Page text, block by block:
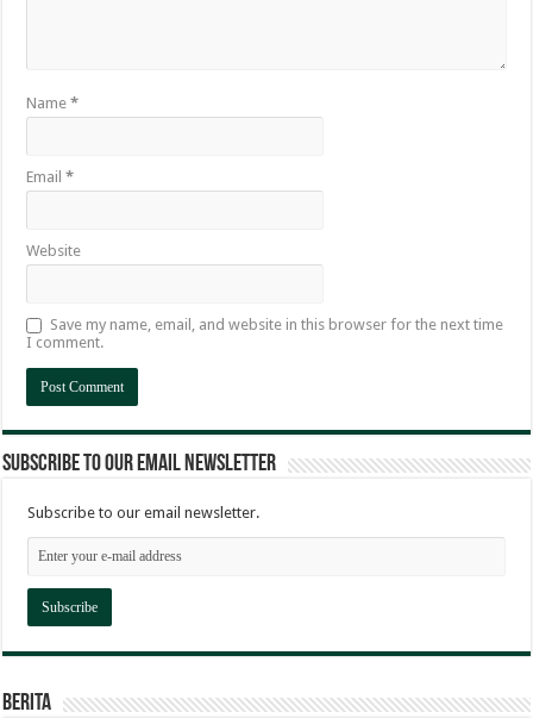
Name*
Email*
Website
Save my name, email, and website in this browser for the next time
I comment.
Subscribe to our email newsletter
Subscribe to our email newsletter.
Berita